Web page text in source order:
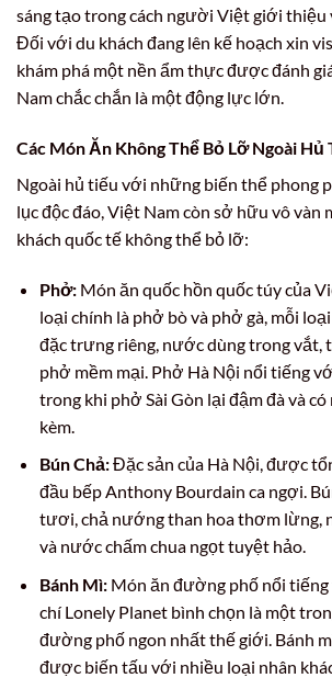
sáng tạo trong cách người Việt giới thiệu
Đối với du khách đang lên kế hoạch xin
khám phá một nền ẩm thực được đánh
Nam chắc chắn là một động lực lớn.
Các Món Ăn Không Thể Bỏ Lỡ Ngoài Hủ
Ngoài hủ tiếu với những biến thể phong
lục độc đáo, Việt Nam còn sở hữu vô vàn
khách quốc tế không thể bỏ lỡ:
Phở:Món ăn quốc hồn quốc túy của
loại chính là phở bò và phở gà, mỗi
đặc trưng riêng, nước dùng trong vắt,
phở mềm mại. Phở Hà Nội nổi tiếng
trong khi phở Sài Gòn lại đậm đà và
kèm.
Bún Chả:Đặc sản của Hà Nội, được
đầu bếp Anthony Bourdain ca ngợi.
tươi, chả nướng than hoa thơm lừng,
và nước chấm chua ngọt tuyệt hảo.
Bánh Mì:Món ăn đường phố nổi
chí Lonely Planet bình chọn là một
đường phố ngon nhất thế giới. Bánh
được biến tấu với nhiều loại nhân